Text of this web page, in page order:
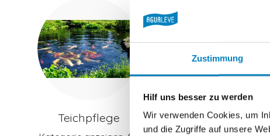
Zustimmung
Hilf uns besser zu werden
Wir verwenden Cookies, um
und die Zugriffe auf unsere
Teichpflege Poolpflege